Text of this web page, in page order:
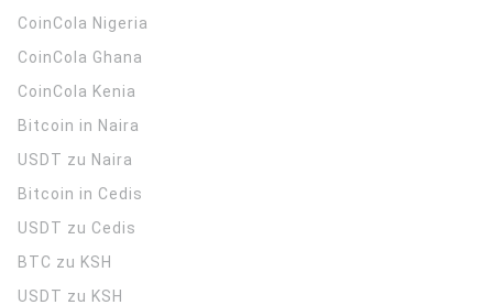
CoinCola Nigeria
CoinCola Ghana
CoinCola Kenia
Bitcoin in Naira
USDT zu Naira
Bitcoin in Cedis
USDT zu Cedis
BTC zu KSH
USDT zu KSH